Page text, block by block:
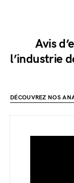
Avis
l’industrie
DÉCOUVREZ NOS